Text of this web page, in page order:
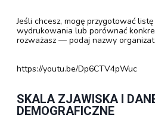
Jeśli chcesz, mogę przygotować
wydrukowania lub porównać
rozważasz — podaj nazwy
https://youtu.be/Dp6CTV4pWuc
SKALA ZJAWISKA I
DEMOGRAFICZNE